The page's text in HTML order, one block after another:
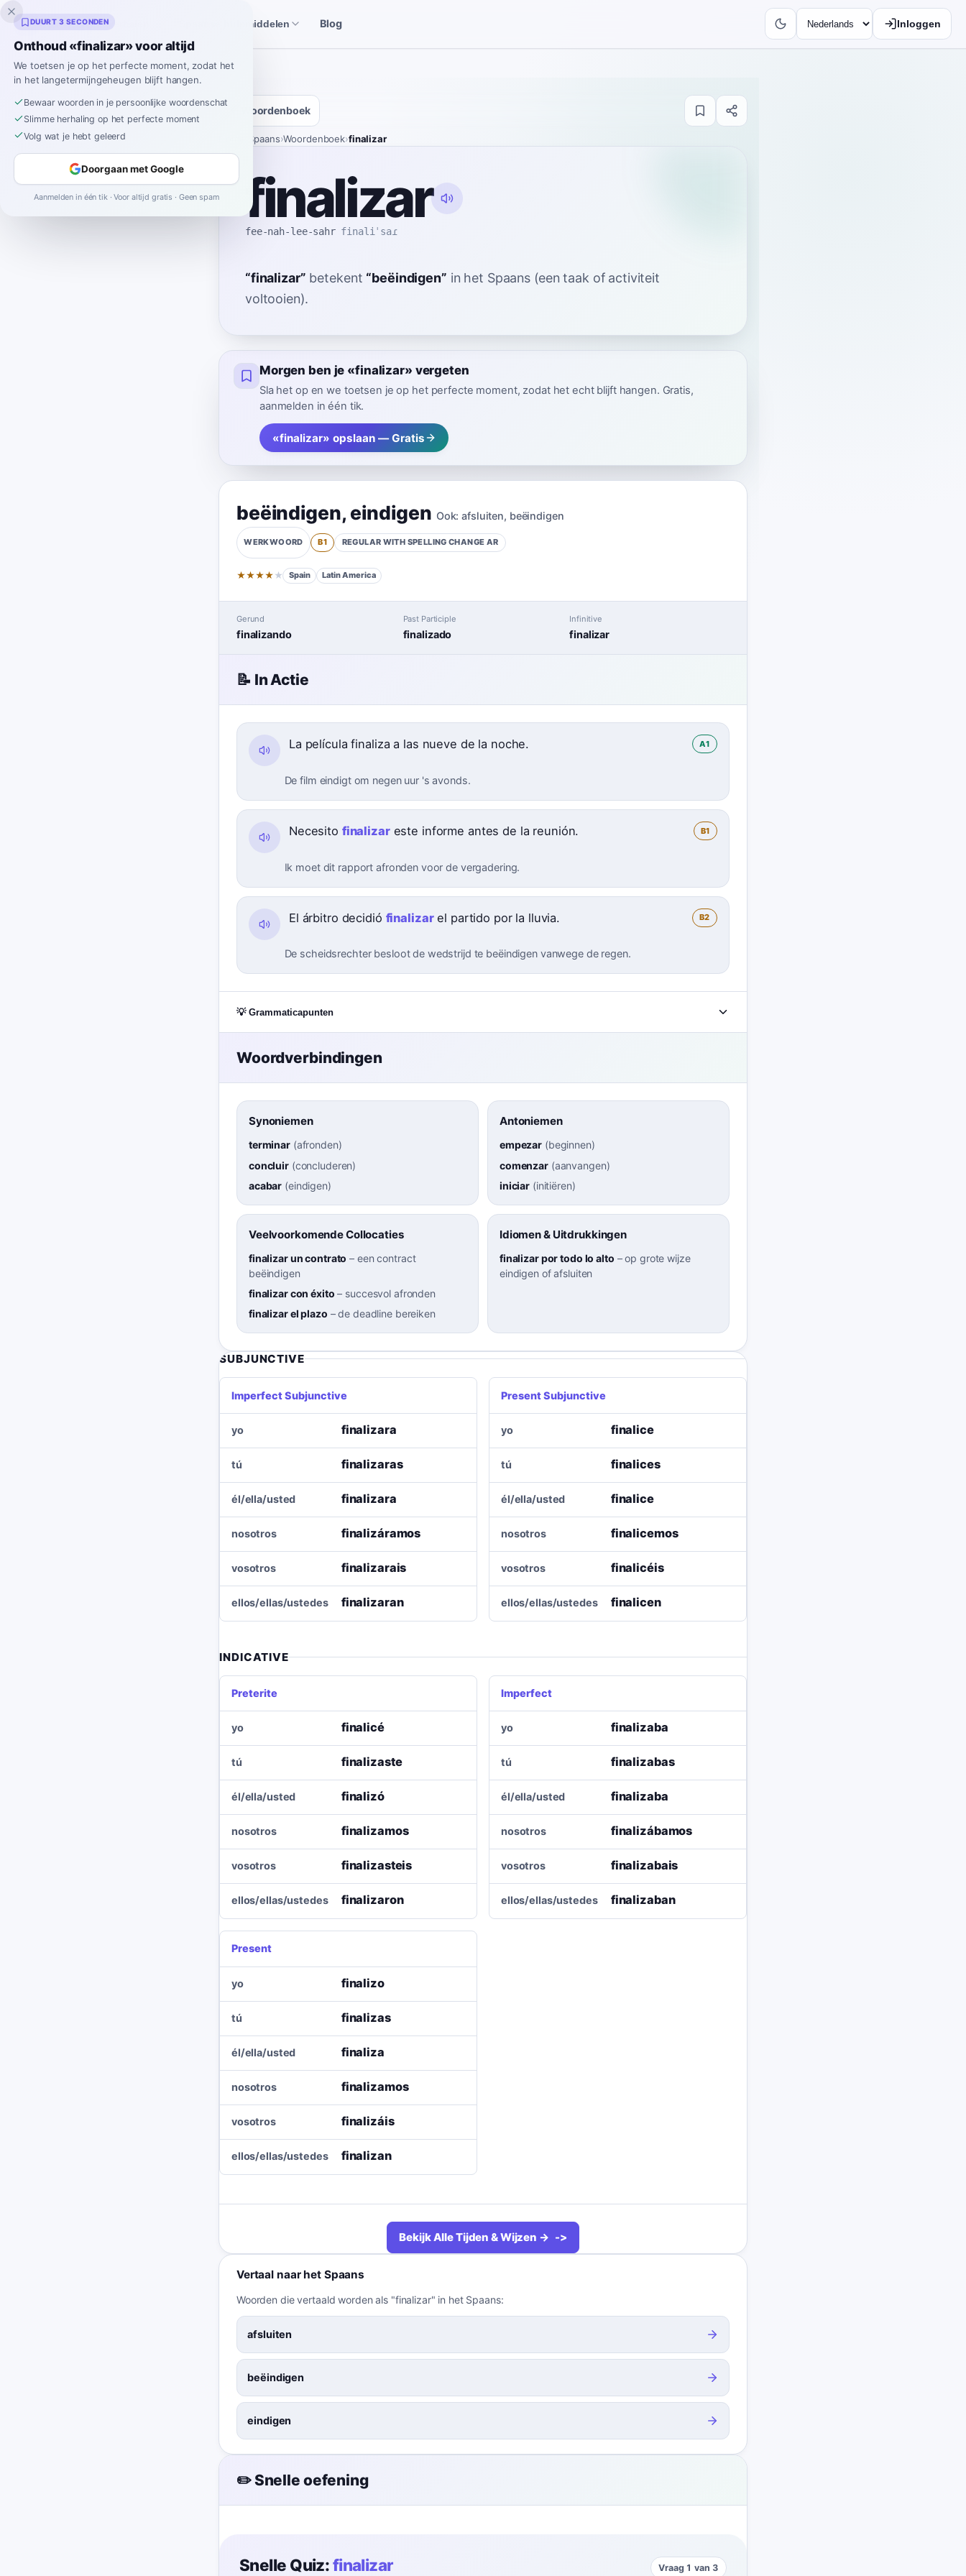
Inklingo Verhalen Spaanse hulpmiddelen Blog Inloggen
Woordenboek
Spaans›Woordenboek›finalizar
finalizar
fee-nah-lee-sahr finaliˈsaɾ
“finalizar” betekent “beëindigen” in het Spaans (een taak of activiteit
voltooien).
Morgen ben je «finalizar» vergeten
Sla het op en we toetsen je op het perfecte moment, zodat het echt blijft hangen. Gratis,
aanmelden in één tik.
«finalizar» opslaan — Gratis
beëindigen, eindigen Ook: afsluiten, beëindigen
WERKWOORD B1 REGULAR WITH SPELLING CHANGE AR
★★★★ ★ Spain Latin America
Gerund
finalizando
Past Participle
finalizado
Infinitive
finalizar
📝 In Actie
La película finaliza a las nueve de la noche. A1
De film eindigt om negen uur 's avonds.
Necesito finalizareste informe antes de la reunión. B1
Ik moet dit rapport afronden voor de vergadering.
El árbitro decidió finalizarel partido por la lluvia. B2
De scheidsrechter besloot de wedstrijd te beëindigen vanwege de regen.
💡 Grammaticapunten
Woordverbindingen
Synoniemen
terminar(afronden)
concluir(concluderen)
acabar (eindigen)
Antoniemen
empezar (beginnen)
comenzar(aanvangen)
iniciar (initiëren)
Veelvoorkomende Collocaties
finalizar un contrato – een contract
beëindigen
finalizar con éxito – succesvol afronden
finalizar el plazo –de deadline bereiken
Idiomen & Uitdrukkingen
finalizar por todo lo alto –op grote wijze
eindigen of afsluiten
SUBJUNCTIVE
Imperfect Subjunctive
yo finalizara
tú finalizaras
él/ella/usted finalizara
nosotros finalizáramos
vosotros finalizarais
ellos/ellas/ustedes finalizaran
Present Subjunctive
yo finalice
tú finalices
él/ella/usted finalice
nosotros finalicemos
vosotros finalicéis
ellos/ellas/ustedes finalicen
INDICATIVE
Preterite
yo finalicé
tú finalizaste
él/ella/usted finalizó
nosotros finalizamos
vosotros finalizasteis
ellos/ellas/ustedes finalizaron
Imperfect
yo finalizaba
tú finalizabas
él/ella/usted finalizaba
nosotros finalizábamos
vosotros finalizabais
ellos/ellas/ustedes finalizaban
Present
yo finalizo
tú finalizas
él/ella/usted finaliza
nosotros finalizamos
vosotros finalizáis
ellos/ellas/ustedes finalizan
Bekijk Alle Tijden & Wijzen →
Vertaal naar het Spaans
Woorden die vertaald worden als "finalizar" in het Spaans:
afsluiten
beëindigen
eindigen
✏️ Snelle oefening
Snelle Quiz:finalizar Vraag 1 van 3
DUURT 3 SECONDEN
Onthoud «finalizar» voor altijd
We toetsen je op het perfecte moment, zodat het
in het langetermijngeheugen blijft hangen.
Bewaar woorden in je persoonlijke woordenschat
Slimme herhaling op het perfecte moment
Volg wat je hebt geleerd
Doorgaan met Google
Aanmelden in één tik · Voor altijd gratis · Geen spam